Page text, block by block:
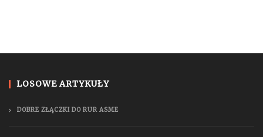
LOSOWE ARTYKUŁY
DOBRE ZŁĄCZKI DO RUR ASME